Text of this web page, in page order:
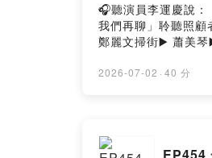
🎧聽演員李運慶說
我們再聊」聆聽照
鄭麗文掃街▶️ 蕭美
重新路一段
2026-07-02 · 40 分